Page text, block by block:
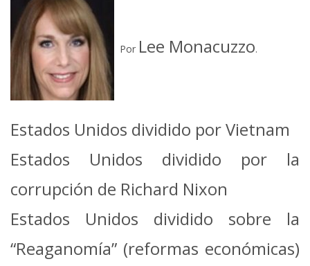
Por Lee Monacuzzo.
Estados Unidos dividido por Vietnam
Estados Unidos dividido por la
corrupción de Richard Nixon
Estados Unidos dividido sobre la
“Reaganomía” (reformas económicas)